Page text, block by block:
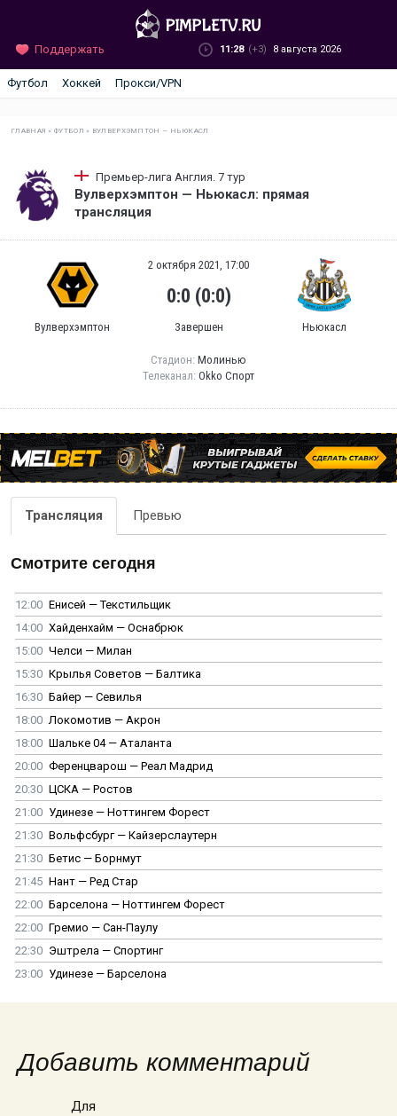
Поддержать 11:28 (+3) 8 августа 2026
Футбол Хоккей Прокси/VPN
ГЛАВНАЯ »ФУТБОЛ » ВУЛВЕРХЭМПТОН — НЬЮКАСЛ
Премьер-лига Англия. 7 тур
Вулверхэмптон — Ньюкасл: прямая
трансляция
Вулверхэмптон
2 октября 2021, 17:00
0:0 (0:0)
Завершен Ньюкасл
Стадион: Молинью
Телеканал: Okko Спорт
Трансляция Превью
Смотрите сегодня
12:00 Енисей — Текстильщик
14:00 Хайденхайм — Оснабрюк
15:00 Челси — Милан
15:30 Крылья Советов — Балтика
16:30 Байер — Севилья
18:00 Локомотив — Акрон
18:00 Шальке 04 — Аталанта
20:00 Ференцварош — Реал Мадрид
20:30 ЦСКА — Ростов
21:00 Удинезе — Ноттингем Форест
21:30 Вольфсбург — Кайзерслаутерн
21:30 Бетис — Борнмут
21:45 Нант — Ред Стар
22:00 Барселона — Ноттингем Форест
22:00 Гремио — Сан-Паулу
22:30 Эштрела — Спортинг
23:00 Удинезе — Барселона
Добавить комментарий
Для